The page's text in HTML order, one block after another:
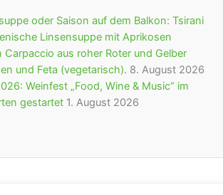
oder Saison auf dem Balkon: Tsirani
Linsensuppe mit Aprikosen
Carpaccio aus roher Roter und Gelber
und Feta (vegetarisch). 8. August 2026
Weinfest „Food, Wine & Music“ im
gestartet 1. August 2026